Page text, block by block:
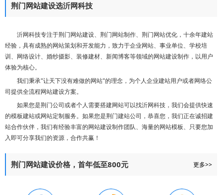
荆门网站建设选沂网科技
沂网科技专注于荆门网站建设、荆门网站制作、荆门网站优化，十余年建站
经验，具有成熟的网站策划和开发能力，致力于企业网站、事业单位、学校培
训、网络设计、婚纱摄影、装修建材、新闻博客等领域的网站建设制作，以用户
体验为核心。
我们秉承"让天下没有难做的网站"的理念，为个人企业建站用户或者网络公
司提供全流程网站建设方案。
如果您是荆门公司或者个人需要搭建网站可以找沂网科技，我们会提供快速
的模板建站或网站定制服务。如果您是荆门建站公司，恭喜您，我们正在诚招建
站合作伙伴，我们有经验丰富的网站建设制作团队、海量的网站模板、只要您加
入即可分享我们的资源，合作共赢！
荆门网站建设价格，首年低至800元 更多>>